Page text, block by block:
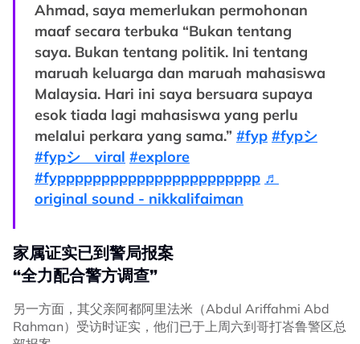
Ahmad, saya memerlukan permohonan
maaf secara terbuka “Bukan tentang
saya. Bukan tentang politik. Ini tentang
maruah keluarga dan maruah mahasiswa
Malaysia. Hari ini saya bersuara supaya
esok tiada lagi mahasiswa yang perlu
melalui perkara yang sama.” #fyp #fypシ
#fypシ゚viral #explore
#fyppppppppppppppppppppppp ♬
original sound - nikkalifaiman
家属证实已到警局报案
“全力配合警方调查”
另一方面，其父亲阿都阿里法米（Abdul Ariffahmi Abd
Rahman）受访时证实，他们已于上周六到哥打峇鲁警区总